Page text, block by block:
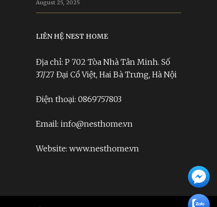
August 25, 2025
LIÊN HỆ NEST HOME
Địa chỉ: P 702 Tòa Nhà Tân Minh. Số
37/27 Đại Cồ Việt, Hai Bà Trưng, Hà Nội
Điện thoại: 0869757803
Email: info@nesthome.vn
Website: www.nesthome.vn